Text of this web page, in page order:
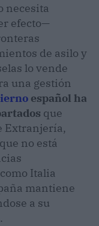
necesita
efecto—
de asilo y
lo vende
una gestión
español ha
que
Extranjería,
no está
Italia
mantiene
a su